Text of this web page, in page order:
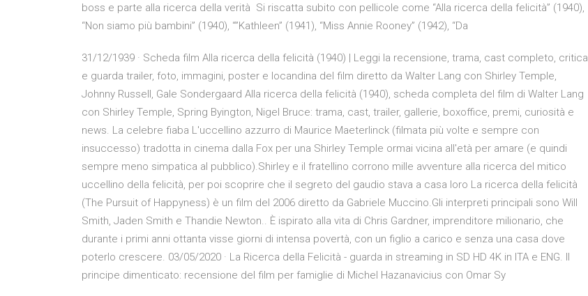
boss e parte alla ricerca della verità Si riscatta subito con pellicole come “Alla ricerca della felicità” (1940),
“Non siamo più bambini” (1940), “”Kathleen” (1941), “Miss Annie Rooney” (1942), “Da
31/12/1939 · Scheda film Alla ricerca della felicità (1940) | Leggi la recensione, trama, cast completo, critica
e guarda trailer, foto, immagini, poster e locandina del film diretto da Walter Lang con Shirley Temple,
Johnny Russell, Gale Sondergaard Alla ricerca della felicità (1940), scheda completa del film di Walter Lang
con Shirley Temple, Spring Byington, Nigel Bruce: trama, cast, trailer, gallerie, boxoffice, premi, curiosità e
news. La celebre fiaba L'uccellino azzurro di Maurice Maeterlinck (filmata più volte e sempre con
insuccesso) tradotta in cinema dalla Fox per una Shirley Temple ormai vicina all'età per amare (e quindi
sempre meno simpatica al pubblico).Shirley e il fratellino corrono mille avventure alla ricerca del mitico
uccellino della felicità, per poi scoprire che il segreto del gaudio stava a casa loro La ricerca della felicità
(The Pursuit of Happyness) è un film del 2006 diretto da Gabriele Muccino.Gli interpreti principali sono Will
Smith, Jaden Smith e Thandie Newton.. È ispirato alla vita di Chris Gardner, imprenditore milionario, che
durante i primi anni ottanta visse giorni di intensa povertà, con un figlio a carico e senza una casa dove
poterlo crescere. 03/05/2020 · La Ricerca della Felicità - guarda in streaming in SD HD 4K in ITA e ENG. Il
principe dimenticato: recensione del film per famiglie di Michel Hazanavicius con Omar Sy